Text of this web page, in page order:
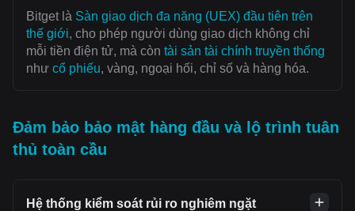
Bitget là Sàn giao dịch đa năng (UEX) đầu tiên trên
thế giới, cho phép người dùng giao dịch không chỉ
mỗi tiền điện tử, mà còn tài sản tài chính truyền thống
như cổ phiếu, vàng, ngoại hối, chỉ số và hàng hóa.
Đảm bảo bảo mật hàng đầu và lộ trình tuân
thủ toàn cầu
Hệ thống kiểm soát rủi ro nghiêm ngặt